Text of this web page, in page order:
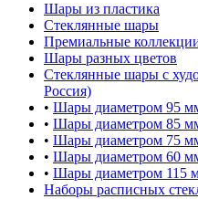
Шары из пластика
Стеклянные шары
Премиальные
Шары разных цветов
Стеклянные шары с
Россия)
• Шары диаметром 95
• Шары диаметром 85
• Шары диаметром 75
• Шары диаметром 60
• Шары диаметром 115
Наборы расписных